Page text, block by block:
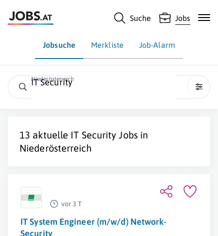
Suche Jobs
Jobsuche Merkliste Job-Alarm
Niederösterreich
IT Security
13 aktuelle IT Security Jobs in
Niederösterreich
vor 3 T
IT System Engineer (m/w/d) Network-
Security